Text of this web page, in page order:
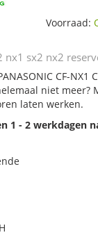
Voorraad:
nx1 sx2 nx2
CF-NX1
niet meer?
laten werken.
1 - 2 werkdagen